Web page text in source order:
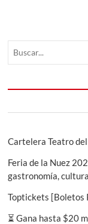
Cartelera Teatro
Feria de la Nuez
gastronomía,
Toptickets [Boletos
⏳ Gana hasta $20